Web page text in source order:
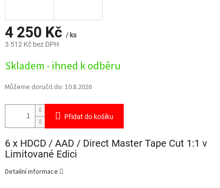
4 250 Kč / ks
3 512 Kč bez DPH
cena:
Skladem - ihned k odběru
Můžeme doručit do: 10.8.2026
Přidat do košíku
6 x HDCD / AAD / Direct Master Tape Cut 1:1 v
Limitované Edici
Detailní informace